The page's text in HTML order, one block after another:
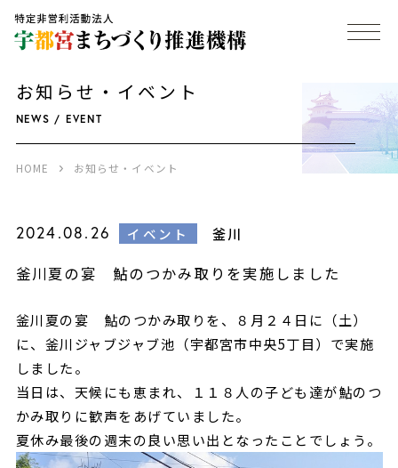
お知らせ・イベント
NEWS / EVENT
HOME お知らせ・イベント
2024.08.26 イベント 釜川
釜川夏の宴 鮎のつかみ取りを実施しました
釜川夏の宴 鮎のつかみ取りを、８月２４日に（土）
に、釜川ジャブジャブ池（宇都宮市中央5丁目）で実施
しました。
当日は、天候にも恵まれ、１１８人の子ども達が鮎のつ
かみ取りに歓声をあげていました。
夏休み最後の週末の良い思い出となったことでしょう。